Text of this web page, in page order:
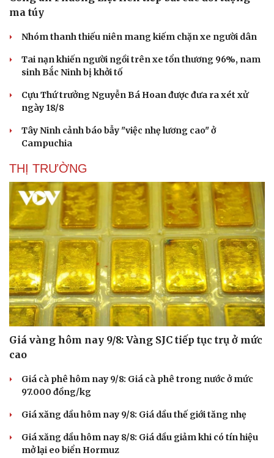
ma túy
Nhóm thanh thiếu niên mang kiếm chặn xe người dân
Tai nạn khiến người ngồi trên xe tổn thương 96%, nam
sinh Bắc Ninh bị khởi tố
Cựu Thứ trưởng Nguyễn Bá Hoan được đưa ra xét xử
ngày 18/8
Tây Ninh cảnh báo bẫy "việc nhẹ lương cao" ở
Campuchia
THỊ TRƯỜNG
Giá vàng hôm nay 9/8: Vàng SJC tiếp tục trụ ở mức
cao
Giá cà phê hôm nay 9/8: Giá cà phê trong nước ở mức
97.000 đồng/kg
Giá xăng dầu hôm nay 9/8: Giá dầu thế giới tăng nhẹ
Giá xăng dầu hôm nay 8/8: Giá dầu giảm khi có tín hiệu
mở lại eo biển Hormuz